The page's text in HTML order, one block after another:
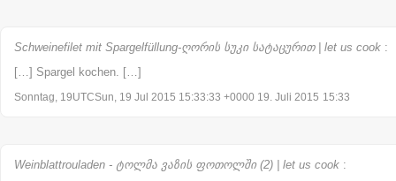
Schweinefilet mit Spargelfüllung-ღორის სუკი სატაცურით | let us cook :
[…] Spargel kochen. […]
Sonntag, 19UTCSun, 19 Jul 2015 15:33:33 +0000 19. Juli 2015 15:33
Weinblattrouladen - ტოლმა ვაზის ფოთოლში (2) | let us cook :